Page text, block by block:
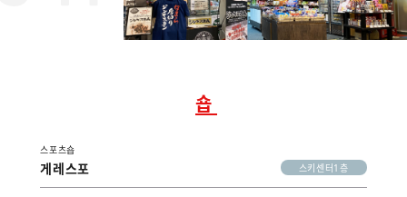
숍
스포츠숍
게레스포 스키센터1층